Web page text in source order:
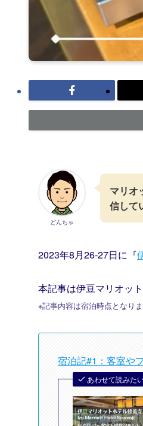
どんちゃ
マリオ
信して
2023年8月26-27日に『
本記事は伊豆マリオッ
※記事内容は宿泊時点となり
宿泊記#1：客室や
あわせて読みた